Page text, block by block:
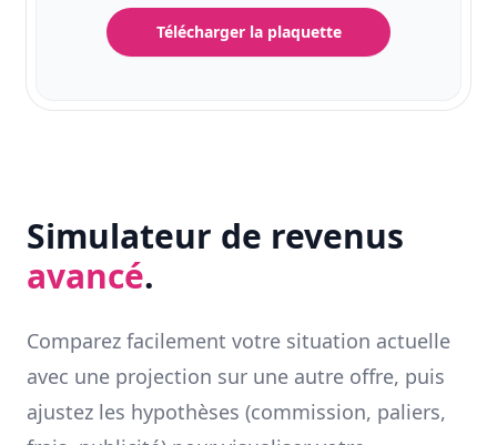
Télécharger la plaquette
Simulateur de revenus
avancé.
Comparez facilement votre situation actuelle
avec une projection sur une autre offre, puis
ajustez les hypothèses (commission, paliers,